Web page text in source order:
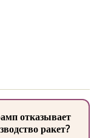
отказывает
ракет?